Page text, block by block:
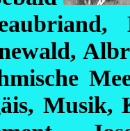
Musik,